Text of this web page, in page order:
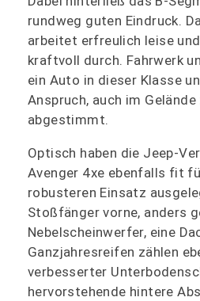
rundweg guten Eindruck.
arbeitet erfreulich leise
kraftvoll durch. Fahrwerk
ein Auto in dieser Klasse
Anspruch, auch im
abgestimmt.
Optisch haben die Jeep-
Avenger 4xe ebenfalls fit
robusteren Einsatz
Stoßfänger vorne, anders
Nebelscheinwerfer, eine
Ganzjahresreifen zählen
verbesserter
hervorstehende hintere